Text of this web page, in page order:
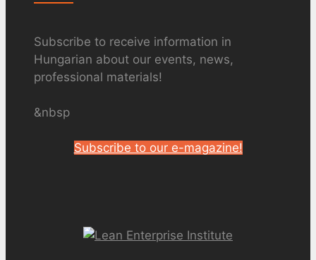
Subscribe to receive information in
Hungarian about our events, news,
professional materials!
&nbsp
Subscribe to our e-magazine!